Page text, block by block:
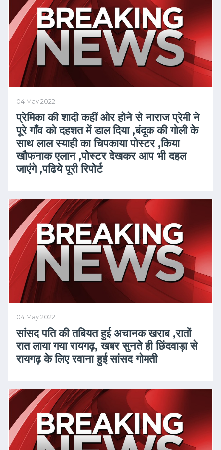
04 May 2022
प्रेमिका की शादी कहीं ओर होने से नाराज प्रेमी ने
पूरे गाँव को दहशत में डाल दिया ,बंदूक की गोली के
साथ लाल स्याही का चिपकाया पोस्टर ,किया
खौफनाक एलान ,पोस्टर देखकर आप भी दहल
जाएंगे ,पढिये पूरी रिपोर्ट
04 May 2022
सांसद पति की तबियत हुई अचानक खराब ,रातों
रात लाया गया रायगढ़, खबर सुनते ही छिंदवाड़ा से
रायगढ़ के लिए रवाना हुई सांसद गोमती